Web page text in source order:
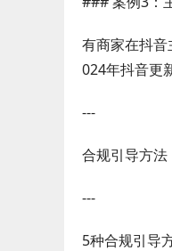
有商家在抖音
024年抖音更
---
合规引导方法
---
5种合规引导